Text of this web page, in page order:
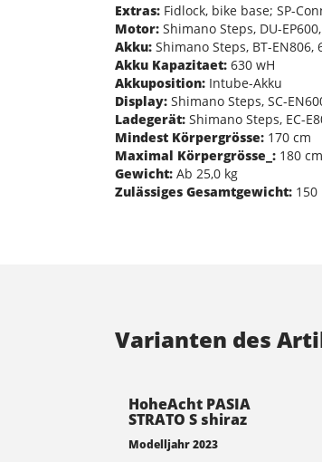
Extras: Fidlock, bike base; SP-
Motor: Shimano Steps, DU-
Akku: Shimano Steps, BT-
Akku Kapazitaet: 630 wH
Akkuposition: Intube-Akku
Display: Shimano Steps, SC-
Ladegerät: Shimano Steps, EC-
Mindest Körpergrösse: 170 cm
Maximal Körpergrösse_: 180 cm
Gewicht: Ab 25,0 kg
Zulässiges Gesamtgewicht: 150
Varianten des
HoheAcht PASIA
STRATO S shiraz
Modelljahr 2023